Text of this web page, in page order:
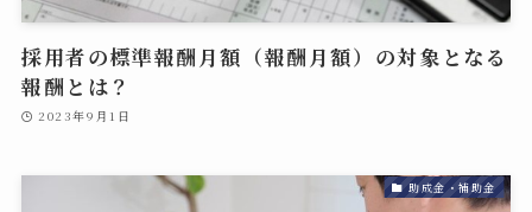
採用者の標準報酬月額（報酬月額）の対象となる
報酬とは？
2023年9月1日
助成金・補助金